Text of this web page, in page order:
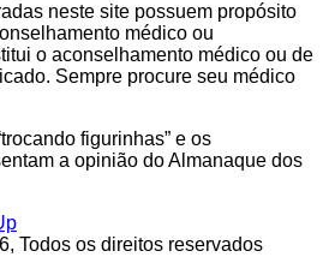
neste site possuem propósito
médico ou
o aconselhamento médico ou de
Sempre procure seu médico
figurinhas” e os
a opinião do Almanaque dos
Todos os direitos reservados